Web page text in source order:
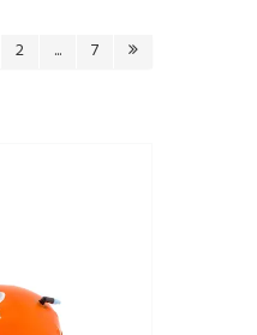
2 ... 7